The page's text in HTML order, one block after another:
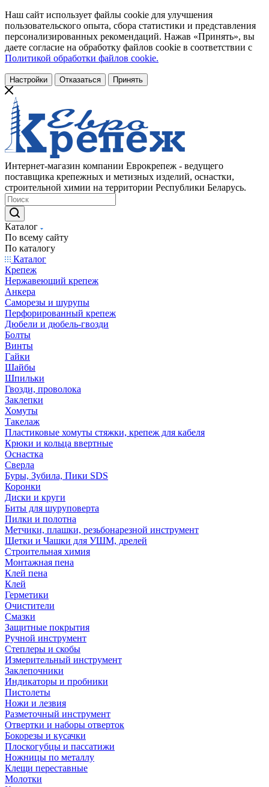
Наш сайт использует файлы cookie для улучшения
пользовательского опыта, сбора статистики и представления
персонализированных рекомендаций. Нажав «Принять», вы
даете согласие на обработку файлов cookie в соответствии с
Политикой обработки файлов cookie.
Настройки Отказаться Принять
Интернет-магазин компании Еврокрепеж - ведущего
поставщика крепежных и метизных изделий, оснастки,
строительной химии на территории Республики Беларусь.
Каталог
По всему сайту
По каталогу
Каталог
Крепеж
Нержавеющий крепеж
Анкера
Саморезы и шурупы
Перфорированный крепеж
Дюбели и дюбель-гвозди
Болты
Винты
Гайки
Шайбы
Шпильки
Гвозди, проволока
Заклепки
Хомуты
Такелаж
Пластиковые хомуты стяжки, крепеж для кабеля
Крюки и кольца ввертные
Оснастка
Сверла
Буры, Зубила, Пики SDS
Коронки
Диски и круги
Биты для шуруповерта
Пилки и полотна
Метчики, плашки, резьбонарезной инструмент
Щетки и Чашки для УШМ, дрелей
Строительная химия
Монтажная пена
Клей пена
Клей
Герметики
Очистители
Смазки
Защитные покрытия
Ручной инструмент
Степлеры и скобы
Измерительный инструмент
Заклепочники
Индикаторы и пробники
Пистолеты
Ножи и лезвия
Разметочный инструмент
Отвертки и наборы отверток
Бокорезы и кусачки
Плоскогубцы и пассатижи
Ножницы по металлу
Клещи переставные
Молотки